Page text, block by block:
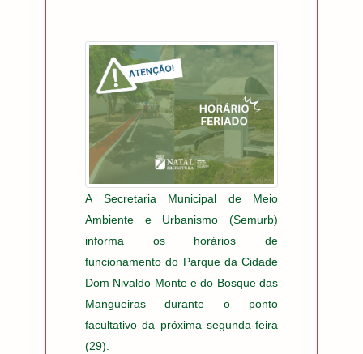
A Secretaria Municipal de Meio
Ambiente e Urbanismo (Semurb)
informa os horários de
funcionamento do Parque da Cidade
Dom Nivaldo Monte e do Bosque das
Mangueiras durante o ponto
facultativo da próxima segunda-feira
(29).